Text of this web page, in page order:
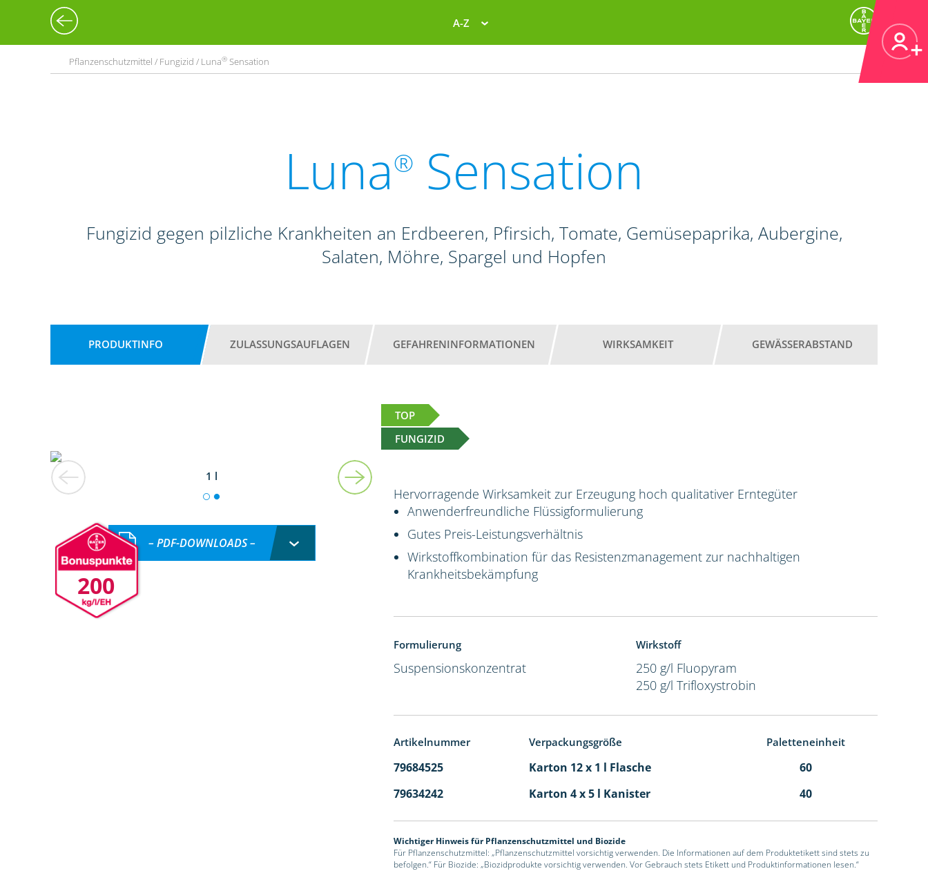
A-Z
Pflanzenschutzmittel / Fungizid / Luna® Sensation
Luna® Sensation
Fungizid gegen pilzliche Krankheiten an Erdbeeren, Pfirsich, Tomate, Gemüsepaprika, Aubergine,
Salaten, Möhre, Spargel und Hopfen
PRODUKTINFO ZULASSUNGSAUFLAGEN GEFAHRENINFORMATIONEN WIRKSAMKEIT GEWÄSSERABSTAND
TOP
FUNGIZID
1 l
200
– PDF-DOWNLOADS –
Hervorragende Wirksamkeit zur Erzeugung hoch qualitativer Erntegüter
Anwenderfreundliche Flüssigformulierung
Gutes Preis-Leistungsverhältnis
Wirkstoffkombination für das Resistenzmanagement zur nachhaltigen
Krankheitsbekämpfung
Formulierung
Suspensionskonzentrat
Wirkstoff
250 g/l Fluopyram
250 g/l Trifloxystrobin
Artikelnummer Verpackungsgröße Paletteneinheit
79684525 Karton 12 x 1 l Flasche
60
79634242
Karton 4 x 5 l Kanister 40
Wichtiger Hinweis für Pflanzenschutzmittel und Biozide
Für Pflanzenschutzmittel: „Pflanzenschutzmittel vorsichtig verwenden. Die Informationen auf dem Produktetikett sind stets zu
befolgen.“ Für Biozide: „Biozidprodukte vorsichtig verwenden. Vor Gebrauch stets Etikett und Produktinformationen lesen.“